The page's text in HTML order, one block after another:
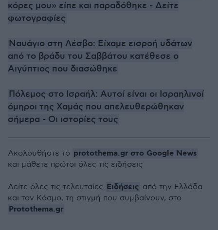
κόρες μου» είπε και παραδόθηκε - Δείτε
φωτογραφίες
Ναυάγιο στη Λέσβο: Είχαμε εισροή υδάτων
από το βράδυ του Σαββάτου κατέθεσε ο
Αιγύπτιος που διασώθηκε
Πόλεμος στο Ισραήλ: Αυτοί είναι οι Ισραηλινοί
όμηροι της Χαμάς που απελευθερώθηκαν
σήμερα - Οι ιστορίες τους
Ακολουθήστε το protothema.gr στο Google News
και μάθετε πρώτοι όλες τις ειδήσεις
Δείτε όλες τις τελευταίες Ειδήσεις από την Ελλάδα
και τον Κόσμο, τη στιγμή που συμβαίνουν, στο
Protothema.gr